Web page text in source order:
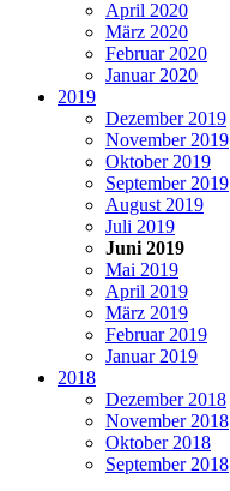
April 2020
März 2020
Februar 2020
Januar 2020
2019
Dezember 2019
November 2019
Oktober 2019
September 2019
August 2019
Juli 2019
Juni 2019
Mai 2019
April 2019
März 2019
Februar 2019
Januar 2019
2018
Dezember 2018
November 2018
Oktober 2018
September 2018